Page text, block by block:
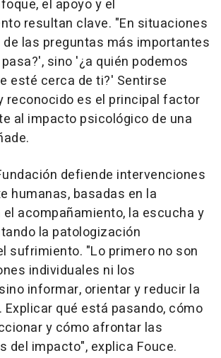
el apoyo y el
resultan clave. "En situaciones
de las preguntas más importantes
sino '¿a quién podemos
esté cerca de ti?' Sentirse
reconocido es el principal factor
al impacto psicológico de una
defiende intervenciones
humanas, basadas en la
acompañamiento, la escucha y
la patologización
sufrimiento. "Lo primero no son
individuales ni los
informar, orientar y reducir la
qué está pasando, cómo
y cómo afrontar las
del impacto", explica Fouce.